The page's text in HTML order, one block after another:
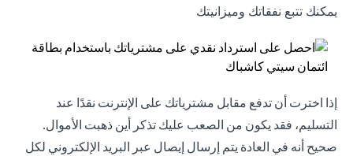
يمكنك تتبع نفقاتك وميزانيتك
إذا اخترت أن تدفع مقابل مشترياتك على الإنترنت نقدًا عند
التسليم، فقد يكون من الصعب عليك تذكر أين ذهبت الأموال.
صحيح أنه في العادة يتم إرسال إيصال عبر البريد الإلكتروني لكل